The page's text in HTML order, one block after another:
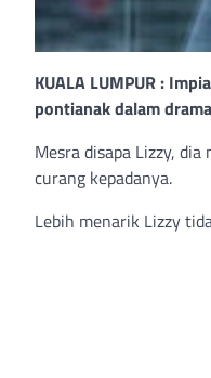
KUALA LUMPUR :
pontianak dalam
Mesra disapa Lizzy,
curang kepadanya.
Lebih menarik Lizzy